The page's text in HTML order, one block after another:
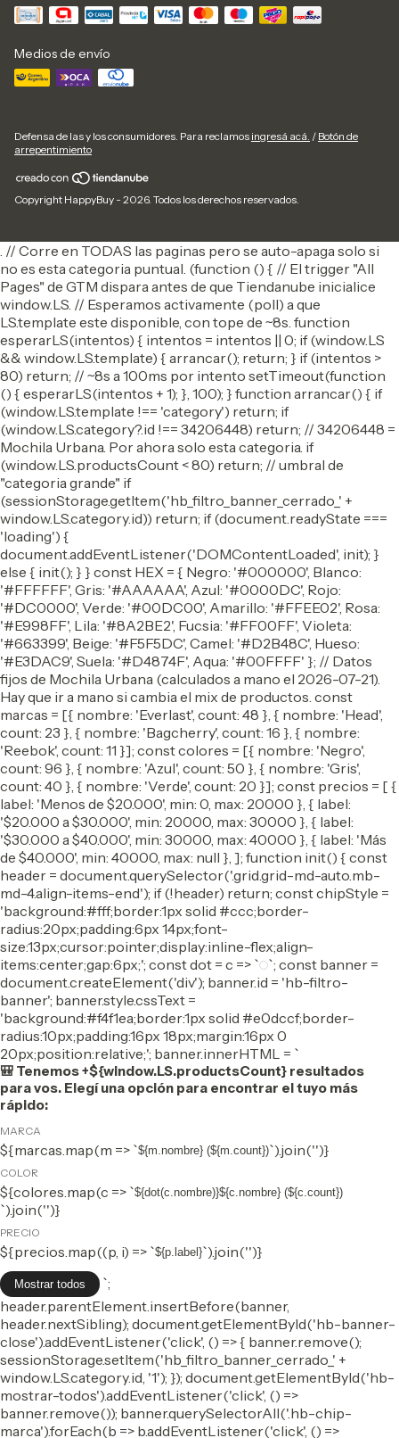
Medios de envío
Defensa de las y los consumidores. Para reclamos ingresá acá. / Botón de
arrepentimiento
Copyright HappyBuy - 2026. Todos los derechos reservados.
. // Corre en TODAS las paginas pero se auto-apaga solo si
no es esta categoria puntual. (function () { // El trigger "All
Pages" de GTM dispara antes de que Tiendanube inicialice
window.LS. // Esperamos activamente (poll) a que
LS.template este disponible, con tope de ~8s. function
esperarLS(intentos) { intentos = intentos || 0; if (window.LS
&& window.LS.template) { arrancar(); return; } if (intentos >
80) return; // ~8s a 100ms por intento setTimeout(function
() { esperarLS(intentos + 1); }, 100); } function arrancar() { if
(window.LS.template !== 'category') return; if
(window.LS.category?.id !== 34206448) return; // 34206448 =
Mochila Urbana. Por ahora solo esta categoria. if
(window.LS.productsCount < 80) return; // umbral de
"categoria grande" if
(sessionStorage.getItem('hb_filtro_banner_cerrado_' +
window.LS.category.id)) return; if (document.readyState ===
'loading') {
document.addEventListener('DOMContentLoaded', init); }
else { init(); } } const HEX = { Negro: '#000000', Blanco:
'#FFFFFF', Gris: '#AAAAAA', Azul: '#0000DC', Rojo:
'#DC0000', Verde: '#00DC00', Amarillo: '#FFEE02', Rosa:
'#E998FF', Lila: '#8A2BE2', Fucsia: '#FF00FF', Violeta:
'#663399', Beige: '#F5F5DC', Camel: '#D2B48C', Hueso:
'#E3DAC9', Suela: '#D4874F', Aqua: '#00FFFF' }; // Datos
fijos de Mochila Urbana (calculados a mano el 2026-07-21).
Hay que ir a mano si cambia el mix de productos. const
marcas = [{ nombre: 'Everlast', count: 48 }, { nombre: 'Head',
count: 23 }, { nombre: 'Bagcherry', count: 16 }, { nombre:
'Reebok', count: 11 }]; const colores = [{ nombre: 'Negro',
count: 96 }, { nombre: 'Azul', count: 50 }, { nombre: 'Gris',
count: 40 }, { nombre: 'Verde', count: 20 }]; const precios = [ {
label: 'Menos de $20.000', min: 0, max: 20000 }, { label:
'$20.000 a $30.000', min: 20000, max: 30000 }, { label:
'$30.000 a $40.000', min: 30000, max: 40000 }, { label: 'Más
de $40.000', min: 40000, max: null }, ]; function init() { const
header = document.querySelector('.grid.grid-md-auto.mb-
md-4.align-items-end'); if (!header) return; const chipStyle =
'background:#fff;border:1px solid #ccc;border-
radius:20px;padding:6px 14px;font-
size:13px;cursor:pointer;display:inline-flex;align-
items:center;gap:6px;'; const dot = c => ` `; const banner =
document.createElement('div'); banner.id = 'hb-filtro-
banner'; banner.style.cssText =
'background:#f4f1ea;border:1px solid #e0dccf;border-
radius:10px;padding:16px 18px;margin:16px 0
20px;position:relative;'; banner.innerHTML = `
🎒 Tenemos +${window.LS.productsCount} resultados
para vos. Elegí una opción para encontrar el tuyo más
rápido:
MARCA
${marcas.map(m => `${m.nombre} (${m.count})`).join('')}
COLOR
${colores.map(c => `${dot(c.nombre)}${c.nombre} (${c.count})
`).join('')}
PRECIO
${precios.map((p, i) => `${p.label}`).join('')}
Mostrar todos
`;
header.parentElement.insertBefore(banner,
header.nextSibling); document.getElementById('hb-banner-
close').addEventListener('click', () => { banner.remove();
sessionStorage.setItem('hb_filtro_banner_cerrado_' +
window.LS.category.id, '1'); }); document.getElementById('hb-
mostrar-todos').addEventListener('click', () =>
banner.remove()); banner.querySelectorAll('.hb-chip-
marca').forEach(b => b.addEventListener('click', () =>